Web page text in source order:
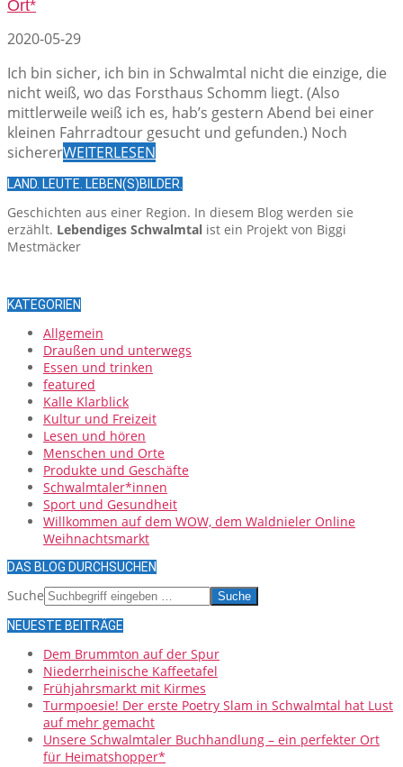
Ort*
2020-05-29
Ich bin sicher, ich bin in Schwalmtal nicht die einzige, die
nicht weiß, wo das Forsthaus Schomm liegt. (Also
mittlerweile weiß ich es, hab’s gestern Abend bei einer
kleinen Fahrradtour gesucht und gefunden.) Noch
sichererWEITERLESEN
LAND. LEUTE. LEBEN(S)BILDER.
Geschichten aus einer Region. In diesem Blog werden sie
erzählt. Lebendiges Schwalmtal ist ein Projekt von Biggi
Mestmäcker
KATEGORIEN
Allgemein
Draußen und unterwegs
Essen und trinken
featured
Kalle Klarblick
Kultur und Freizeit
Lesen und hören
Menschen und Orte
Produkte und Geschäfte
Schwalmtaler*innen
Sport und Gesundheit
Willkommen auf dem WOW, dem Waldnieler Online
Weihnachtsmarkt
DAS BLOG DURCHSUCHEN
Suche
NEUESTE BEITRÄGE
Dem Brummton auf der Spur
Niederrheinische Kaffeetafel
Frühjahrsmarkt mit Kirmes
Turmpoesie! Der erste Poetry Slam in Schwalmtal hat Lust
auf mehr gemacht
Unsere Schwalmtaler Buchhandlung – ein perfekter Ort
für Heimatshopper*